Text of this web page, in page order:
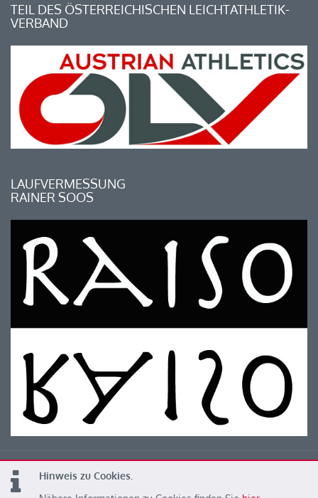
Hinweis zu Cookies.
TEIL DES ÖSTERREICHISCHEN LEICHTATHLETIK-
VERBAND
LAUFVERMESSUNG
RAINER SOOS
© 2026 Kärntner Leichtathletik Verband